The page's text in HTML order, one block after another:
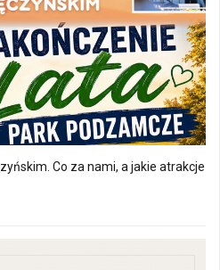
Co za nami, a jakie atrakcje